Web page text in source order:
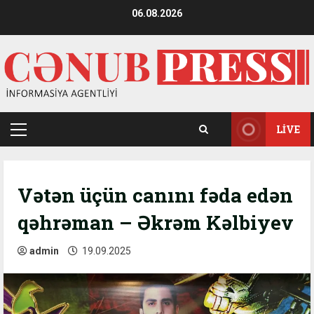
06.08.2026
Primary
LIVE
Vətən üçün canını fəda edən
qəhrəman – Əkrəm Kəlbiyev
admin 19.09.2025